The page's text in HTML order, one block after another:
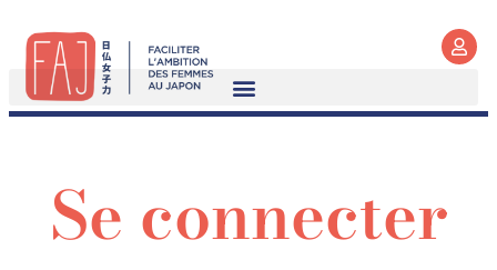
Se connecter